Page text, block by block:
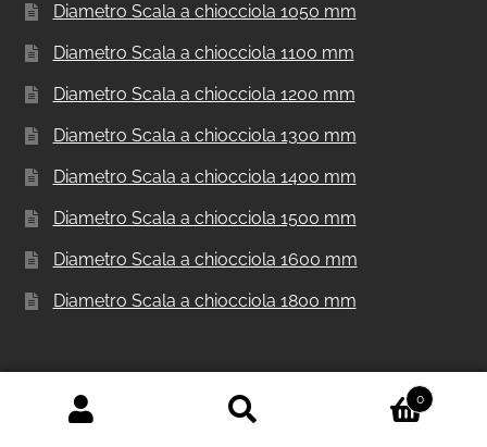
Diametro Scala a chiocciola 1050 mm
Diametro Scala a chiocciola 1100 mm
Diametro Scala a chiocciola 1200 mm
Diametro Scala a chiocciola 1300 mm
Diametro Scala a chiocciola 1400 mm
Diametro Scala a chiocciola 1500 mm
Diametro Scala a chiocciola 1600 mm
Diametro Scala a chiocciola 1800 mm
Scale a chiocciola 0